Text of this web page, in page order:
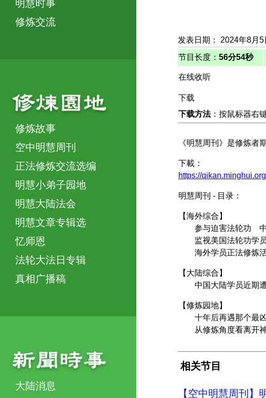
明慧时事
修炼交流
修炼故事
空中明慧周刊
正法修炼交流选编
明慧小弟子园地
明慧大陆法会
明慧文章专辑选
忆师恩
法轮大法日专辑
真相广播稿
大陆消息
发表日期： 2024年8月5
节目长度： 56分54秒
在线收听
下载
下载方法：按鼠标器右
《明慧周刊》是修炼者
下載：
https://
明慧周刊 - 目录：
【海外综合】
参与迫害法轮功 中
监视美国法轮功学
海外学员正法修炼
【大陆综合】
中国大陆学员近期遭
【修炼园地】
十年后再遇那个最
从修炼角度看离开神
相关节目
【空中明慧周刊】